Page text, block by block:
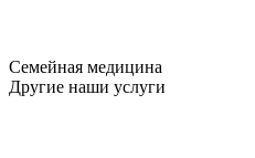
Семейная медицина
Другие наши услуги